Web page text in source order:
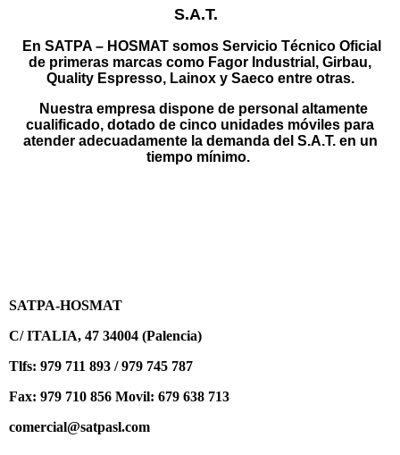
S.A.T.
En SATPA – HOSMAT somos Servicio Técnico Oficial
de primeras marcas como Fagor Industrial, Girbau,
Quality Espresso, Lainox y Saeco entre otras.
Nuestra empresa dispone de personal altamente
cualificado, dotado de cinco unidades móviles para
atender adecuadamente la demanda del S.A.T. en un
tiempo mínimo.
SATPA-HOSMAT
C/ ITALIA, 47 34004 (Palencia)
Tlfs: 979 711 893 / 979 745 787
Fax: 979 710 856 Movil: 679 638 713
comercial@satpasl.com